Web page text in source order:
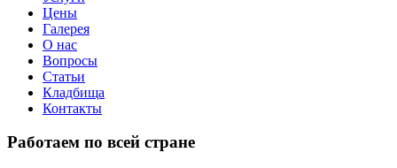
Цены
Галерея
О нас
Вопросы
Статьи
Кладбища
Контакты
Работаем по всей стране